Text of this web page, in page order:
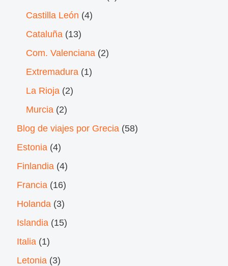
Castilla León (4)
Cataluña (13)
Com. Valenciana (2)
Extremadura (1)
La Rioja (2)
Murcia (2)
Blog de viajes por Grecia (58)
Estonia (4)
Finlandia (4)
Francia (16)
Holanda (3)
Islandia (15)
Italia (1)
Letonia (3)